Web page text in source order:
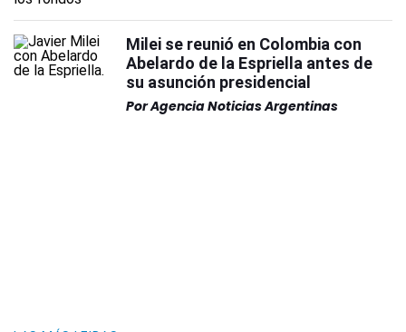
Milei se reunió en Colombia con
Abelardo de la Espriella antes de
su asunción presidencial
PorAgencia Noticias Argentinas